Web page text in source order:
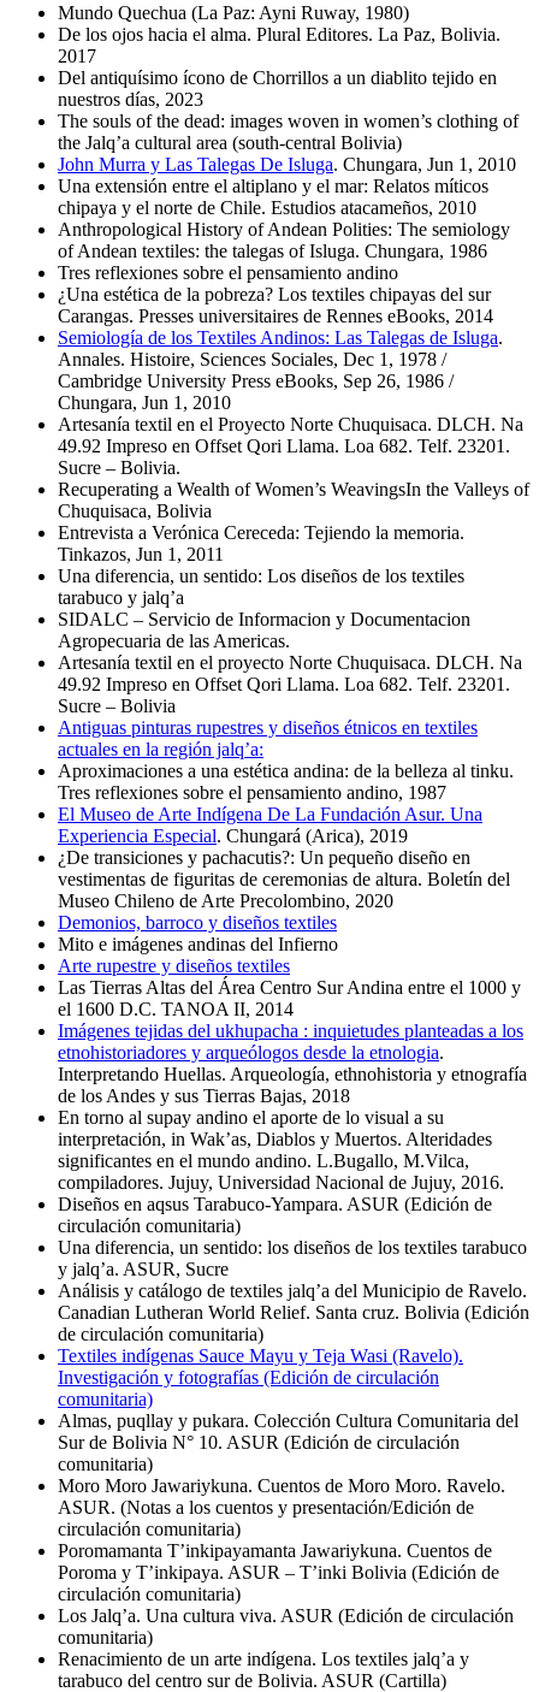
Mundo Quechua (La Paz: Ayni Ruway, 1980)
De los ojos hacia el alma. Plural Editores. La Paz, Bolivia.
2017
Del antiquísimo ícono de Chorrillos a un diablito tejido en
nuestros días, 2023
The souls of the dead: images woven in women’s clothing of
the Jalq’a cultural area (south-central Bolivia)
John Murra y Las Talegas De Isluga. Chungara, Jun 1, 2010
Una extensión entre el altiplano y el mar: Relatos míticos
chipaya y el norte de Chile. Estudios atacameños, 2010
Anthropological History of Andean Polities: The semiology
of Andean textiles: the talegas of Isluga. Chungara, 1986
Tres reflexiones sobre el pensamiento andino
¿Una estética de la pobreza? Los textiles chipayas del sur
Carangas. Presses universitaires de Rennes eBooks, 2014
Semiología de los Textiles Andinos: Las Talegas de Isluga.
Annales. Histoire, Sciences Sociales, Dec 1, 1978 /
Cambridge University Press eBooks, Sep 26, 1986 /
Chungara, Jun 1, 2010
Artesanía textil en el Proyecto Norte Chuquisaca. DLCH. Na
49.92 Impreso en Offset Qori Llama. Loa 682. Telf. 23201.
Sucre – Bolivia.
Recuperating a Wealth of Women’s WeavingsIn the Valleys of
Chuquisaca, Bolivia
Entrevista a Verónica Cereceda: Tejiendo la memoria.
Tinkazos, Jun 1, 2011
Una diferencia, un sentido: Los diseños de los textiles
tarabuco y jalq’a
SIDALC – Servicio de Informacion y Documentacion
Agropecuaria de las Americas.
Artesanía textil en el proyecto Norte Chuquisaca. DLCH. Na
49.92 Impreso en Offset Qori Llama. Loa 682. Telf. 23201.
Sucre – Bolivia
Antiguas pinturas rupestres y diseños étnicos en textiles
actuales en la región jalq’a:
Aproximaciones a una estética andina: de la belleza al tinku.
Tres reflexiones sobre el pensamiento andino, 1987
El Museo de Arte Indígena De La Fundación Asur. Una
Experiencia Especial. Chungará (Arica), 2019
¿De transiciones y pachacutis?: Un pequeño diseño en
vestimentas de figuritas de ceremonias de altura. Boletín del
Museo Chileno de Arte Precolombino, 2020
Demonios, barroco y diseños textiles
Mito e imágenes andinas del Infierno
Arte rupestre y diseños textiles
Las Tierras Altas del Área Centro Sur Andina entre el 1000 y
el 1600 D.C. TANOA II, 2014
Imágenes tejidas del ukhupacha : inquietudes planteadas a los
etnohistoriadores y arqueólogos desde la etnologia.
Interpretando Huellas. Arqueología, ethnohistoria y etnografía
de los Andes y sus Tierras Bajas, 2018
En torno al supay andino el aporte de lo visual a su
interpretación, in Wak’as, Diablos y Muertos. Alteridades
significantes en el mundo andino. L.Bugallo, M.Vilca,
compiladores. Jujuy, Universidad Nacional de Jujuy, 2016.
Diseños en aqsus Tarabuco-Yampara. ASUR (Edición de
circulación comunitaria)
Una diferencia, un sentido: los diseños de los textiles tarabuco
y jalq’a. ASUR, Sucre
Análisis y catálogo de textiles jalq’a del Municipio de Ravelo.
Canadian Lutheran World Relief. Santa cruz. Bolivia (Edición
de circulación comunitaria)
Textiles indígenas Sauce Mayu y Teja Wasi (Ravelo).
Investigación y fotografías (Edición de circulación
comunitaria)
Almas, puqllay y pukara. Colección Cultura Comunitaria del
Sur de Bolivia N° 10. ASUR (Edición de circulación
comunitaria)
Moro Moro Jawariykuna. Cuentos de Moro Moro. Ravelo.
ASUR. (Notas a los cuentos y presentación/Edición de
circulación comunitaria)
Poromamanta T’inkipayamanta Jawariykuna. Cuentos de
Poroma y T’inkipaya. ASUR – T’inki Bolivia (Edición de
circulación comunitaria)
Los Jalq’a. Una cultura viva. ASUR (Edición de circulación
comunitaria)
Renacimiento de un arte indígena. Los textiles jalq’a y
tarabuco del centro sur de Bolivia. ASUR (Cartilla)